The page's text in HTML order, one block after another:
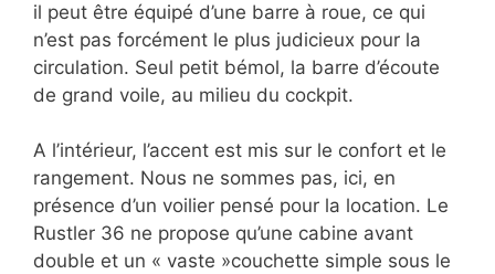
il peut être équipé d’une barre à roue, ce qui
n’est pas forcément le plus judicieux pour la
circulation. Seul petit bémol, la barre d’écoute
de grand voile, au milieu du cockpit.
A l’intérieur, l’accent est mis sur le confort et le
rangement. Nous ne sommes pas, ici, en
présence d’un voilier pensé pour la location. Le
Rustler 36 ne propose qu’une cabine avant
double et un « vaste »couchette simple sous le